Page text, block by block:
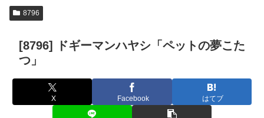
8796
[8796] ドギーマンハヤシ「ペットの夢こた
つ」
X Facebook はてブ